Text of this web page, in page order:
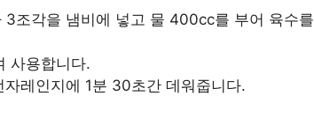
조각을 냄비에 넣고 물 400cc를 부어 육수를
사용합니다.
레인지에 1분 30초간 데워줍니다.